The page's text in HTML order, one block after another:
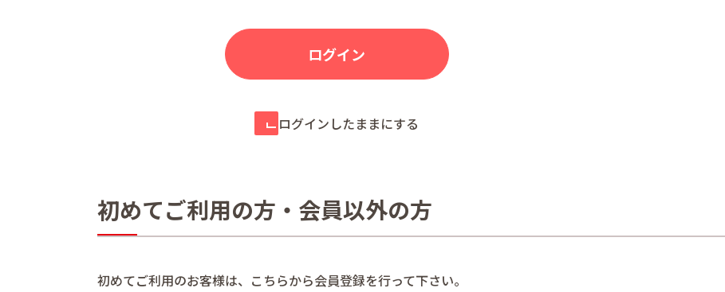
ログインしたままにする
初めてご利用の方・会員以外の方
初めてご利用のお客様は、こちらから会員登録を行って下さい。